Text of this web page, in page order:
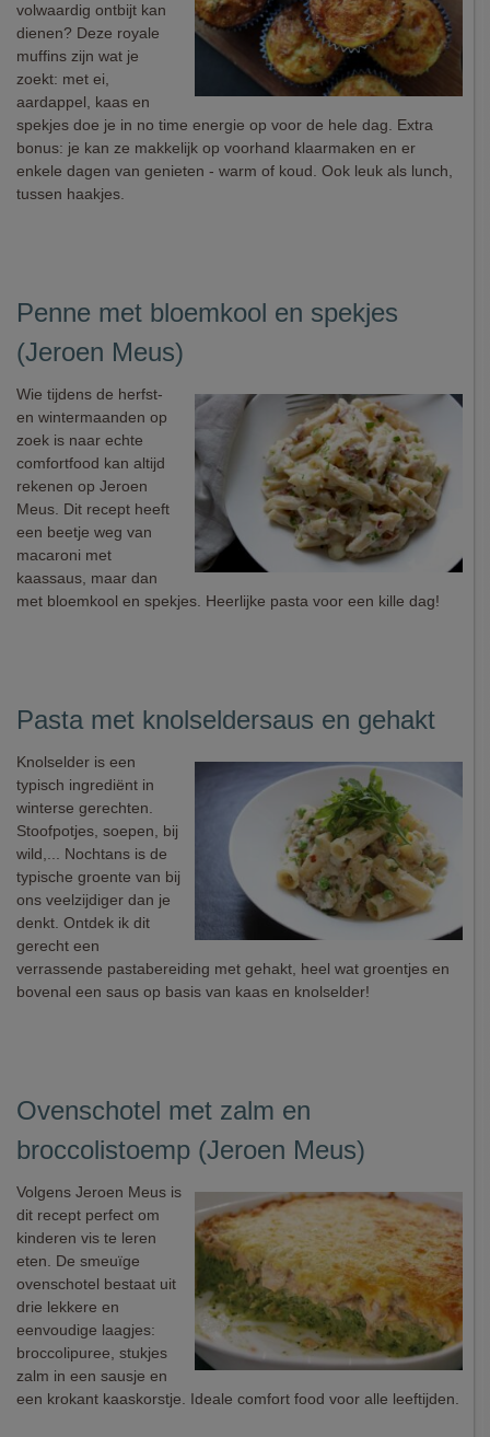
volwaardig ontbijt kan
dienen? Deze royale
muffins zijn wat je
zoekt: met ei,
aardappel, kaas en
spekjes doe je in no time energie op voor de hele dag. Extra
bonus: je kan ze makkelijk op voorhand klaarmaken en er
enkele dagen van genieten - warm of koud. Ook leuk als lunch,
tussen haakjes.
Penne met bloemkool en spekjes
(Jeroen Meus)
Wie tijdens de herfst-
en wintermaanden op
zoek is naar echte
comfortfood kan altijd
rekenen op Jeroen
Meus. Dit recept heeft
een beetje weg van
macaroni met
kaassaus, maar dan
met bloemkool en spekjes. Heerlijke pasta voor een kille dag!
Pasta met knolseldersaus en gehakt
Knolselder is een
typisch ingrediënt in
winterse gerechten.
Stoofpotjes, soepen, bij
wild,... Nochtans is de
typische groente van bij
ons veelzijdiger dan je
denkt. Ontdek ik dit
gerecht een
verrassende pastabereiding met gehakt, heel wat groentjes en
bovenal een saus op basis van kaas en knolselder!
Ovenschotel met zalm en
broccolistoemp (Jeroen Meus)
Volgens Jeroen Meus is
dit recept perfect om
kinderen vis te leren
eten. De smeuïge
ovenschotel bestaat uit
drie lekkere en
eenvoudige laagjes:
broccolipuree, stukjes
zalm in een sausje en
een krokant kaaskorstje. Ideale comfort food voor alle leeftijden.